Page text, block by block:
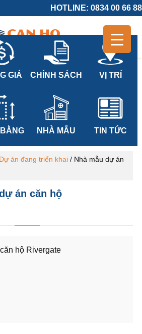
HOTLINE: 0834 00 66 88
GIÁ CHÍNH SÁCH VỊ TRÍ
NHÀ MẪU TIN TỨC
Dự án đang triển khai/ Nhà mẫu dự án
án căn hộ
hộ Rivergate